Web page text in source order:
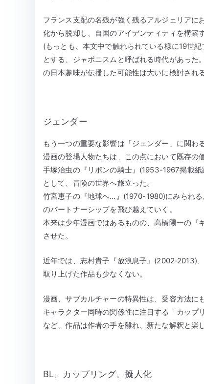
フランス支配の名残が強く残るアルジェリア
化から脱却し、自国のアイデンティティを構築
(もっとも、本文中で触れられている様に19世
とする、ジャポニスムと呼ばれる時代があっ
の日本趣味が伝播した可能性は大いに検討され
ジェンダー
もう一つの重要な影響は「ジェンダー」に関わ
漫画の登場人物たちは、この点において既存の
手塚治虫の『リボンの騎士』(1953-1967掲載
として、冒険の世界へ旅立った。
竹宮恵子の『地球へ…』(1970-1980)にみられ
のパートナーシップを飛び越えていく。
本来は少年漫画ではあるものの、高橋陽一の
させた。
近年では、志村貴子『放浪息子』(2002‐2013)
取り上げた作品も少なくない。
漫画、サブカルチャーの特異性は、受容方法に
キャラクター同時の関係性に注目する「カップ
など、作品は作者の手を離れ、新たな解釈と楽
BL、カップリング、擬人化